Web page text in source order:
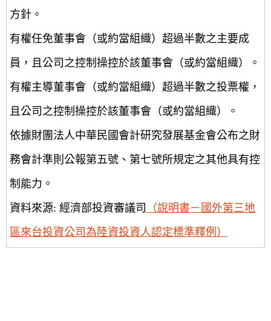
方針。
有權任免董事會（或約當組織）超過半數之主要成
員，且公司之控制操控於該董事會（或約當組織）。
有權主導董事會（或約當組織）超過半數之投票權，
且公司之控制操控於該董事會（或約當組織）。
依據財團法人中華民國會計研究發展基金會公布之財
務會計準則公報第五號、第七號所規定之其他具有控
制能力。
資料來源: 經濟部投資審議司
（說明書－國外第三地
區來台投資公司為陸資投資人認定標準釋例）